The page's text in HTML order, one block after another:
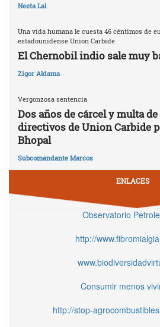
Neeta Lal
Una vida humana le cuesta 46 céntimos de
estadounidense Union Carbide
El Chernobil indio sale muy
Zigor Aldama
Vergonzosa sentencia
Dos años de cárcel y multa de
directivos de Union Carbide
Bhopal
Subcomandante Marcos
ENLACES
Observatorio
http://
Consumir menos
http://stop-